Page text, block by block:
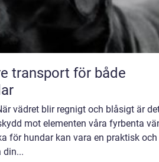
vädret blir regnigt och blåsigt är
mot elementen våra fyrbenta
för hundar kan vara en praktisk och
din...